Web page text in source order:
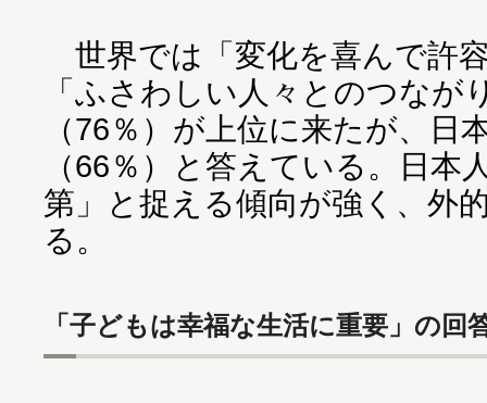
世界では「変化を喜んで許
「ふさわしい人々とのつなが
（76％）が上位に来たが、日
（66％）と答えている。日本
第」と捉える傾向が強く、外
る。
「子どもは幸福な生活に重要」の回